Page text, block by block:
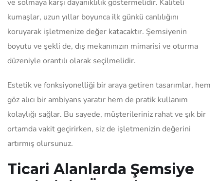
ve solmaya karşı dayanıklılık göstermelidir. Kaliteli
kumaşlar, uzun yıllar boyunca ilk günkü canlılığını
koruyarak işletmenize değer katacaktır. Şemsiyenin
boyutu ve şekli de, dış mekanınızın mimarisi ve oturma
düzeniyle orantılı olarak seçilmelidir.
Estetik ve fonksiyonelliği bir araya getiren tasarımlar, hem
göz alıcı bir ambiyans yaratır hem de pratik kullanım
kolaylığı sağlar. Bu sayede, müşterileriniz rahat ve şık bir
ortamda vakit geçirirken, siz de işletmenizin değerini
artırmış olursunuz.
Ticari Alanlarda Şemsiye